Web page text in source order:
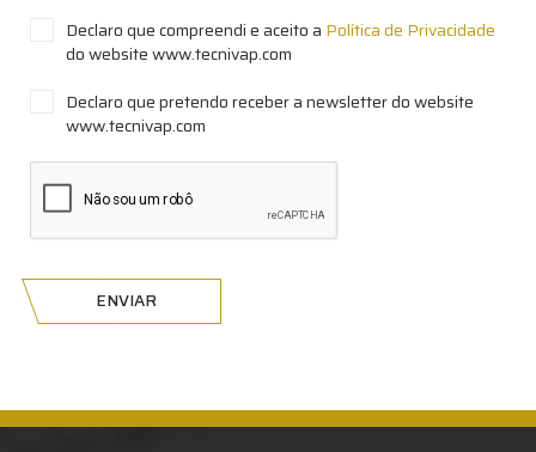
Declaro que compreendi e aceito a Política de Privacidade
do website www.tecnivap.com
Declaro que pretendo receber a newsletter do website
www.tecnivap.com
ENVIAR